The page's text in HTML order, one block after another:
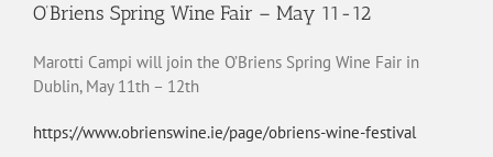
O’Briens Spring Wine Fair – May 11-12
Marotti Campi will join the O’Briens Spring Wine Fair in
Dublin, May 11th – 12th
https://www.obrienswine.ie/page/obriens-wine-festival